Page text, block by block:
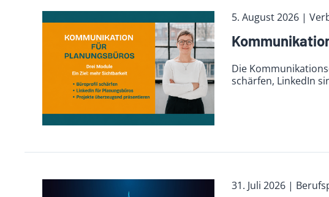
5. August 2026 |
Die
schärfen, LinkedIn
31. Juli 2026 |